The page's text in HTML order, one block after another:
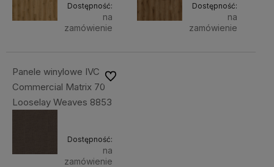
Dostępność:
na
zamówienie
Dostępność:
na
zamówienie
Panele winylowe IVC
Commercial Matrix 70
Looselay Weaves 8853
Dostępność:
na
zamówienie
Do ulubionych